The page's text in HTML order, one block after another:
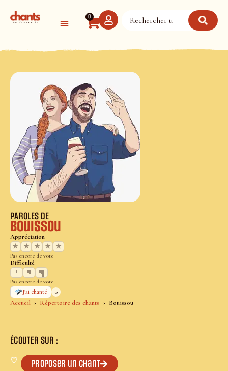
0
Accueil Répertoire des chants Bouissou
PAROLES DE
Bouissou
Appréciation
★
★ ★ ★ ★
Pas encore de vote
Difficulté
Pas encore de vote
J’ai chanté
0
ÉCOUTER SUR :
♡+ Proposer un chant